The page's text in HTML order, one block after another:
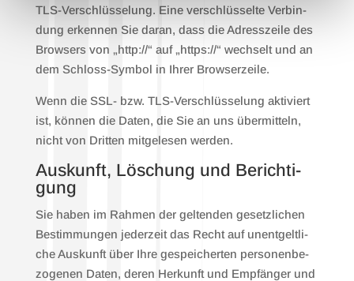
TLS-Ver­schlüs­se­lung. Eine ver­schlüs­sel­te Ver­bin­
dung erken­nen Sie dar­an, dass die Adress­zei­le des
Brow­sers von „http://“ auf „https://“ wech­selt und an
dem Schloss-Sym­bol in Ihrer Brow­ser­zei­le.
Wenn die SSL- bzw. TLS-Ver­schlüs­se­lung akti­viert
ist, kön­nen die Daten, die Sie an uns über­mit­teln,
nicht von Drit­ten mit­ge­le­sen wer­den.
Aus­kunft, Löschung und Berich­ti­
gung
Sie haben im Rah­men der gel­ten­den gesetz­li­chen
Bestim­mun­gen jeder­zeit das Recht auf unent­gelt­li­
che Aus­kunft über Ihre gespei­cher­ten per­so­nen­be­
zo­ge­nen Daten, deren Her­kunft und Emp­fän­ger und